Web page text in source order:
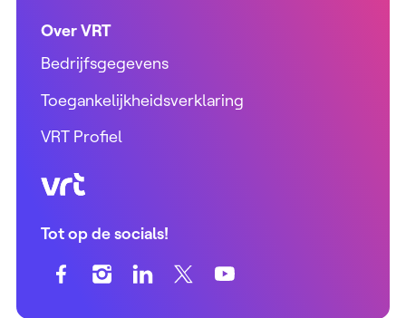
Over VRT
Bedrijfsgegevens
Toegankelijkheidsverklaring
VRT Profiel
VRT (home)
Tot op de socials!